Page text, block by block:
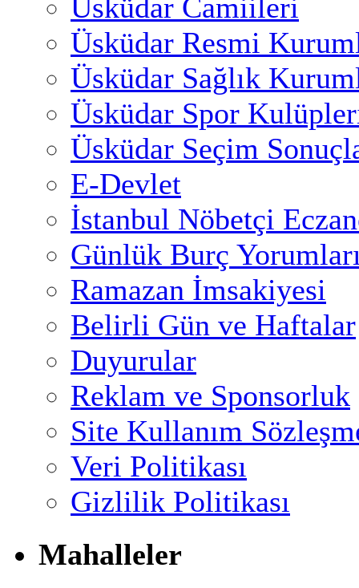
Üsküdar Camiileri
Üsküdar Resmi
Üsküdar Sağlık
Üsküdar Spor
Üsküdar Seçim
E-Devlet
İstanbul Nöbetçi
Günlük Burç
Ramazan İmsakiyesi
Belirli Gün ve Haftalar
Duyurular
Reklam ve Sponsorluk
Site Kullanım
Veri Politikası
Gizlilik Politikası
Mahalleler